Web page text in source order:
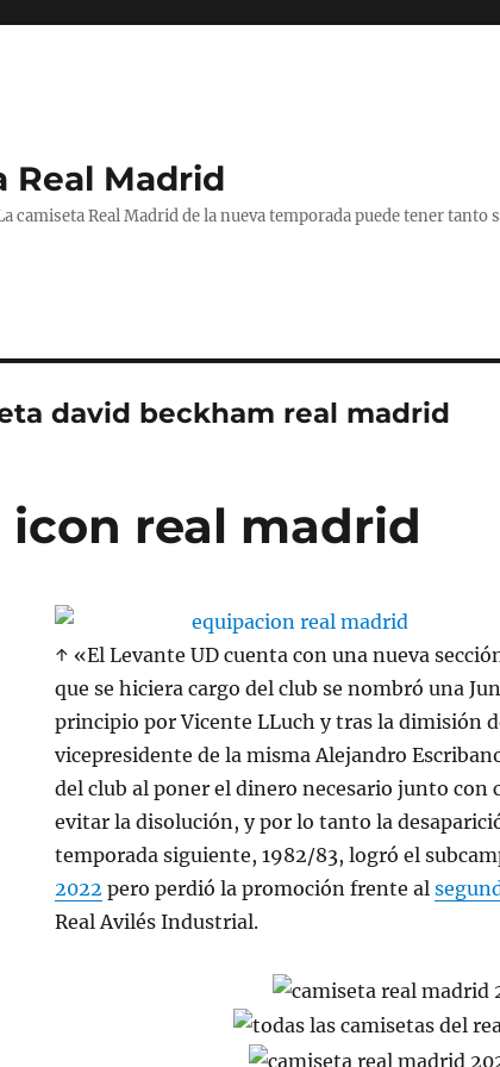
Real Madrid
camiseta Real Madrid de la nueva temporada puede tener tanto
david beckham real madrid
real madrid
↑ «El Levante UD cuenta con una nueva
que se hiciera cargo del club se nombró una
principio por Vicente LLuch y tras la dimisión
vicepresidente de la misma Alejandro
del club al poner el dinero necesario junto con
evitar la disolución, y por lo tanto la
temporada siguiente, 1982/83, logró el
2022 pero perdió la promoción frente al
Real Avilés Industrial.